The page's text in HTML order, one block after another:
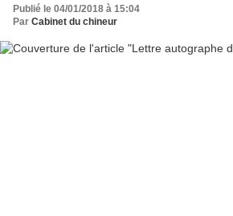
Publié le 04/01/2018 à 15:04
Par Cabinet du chineur